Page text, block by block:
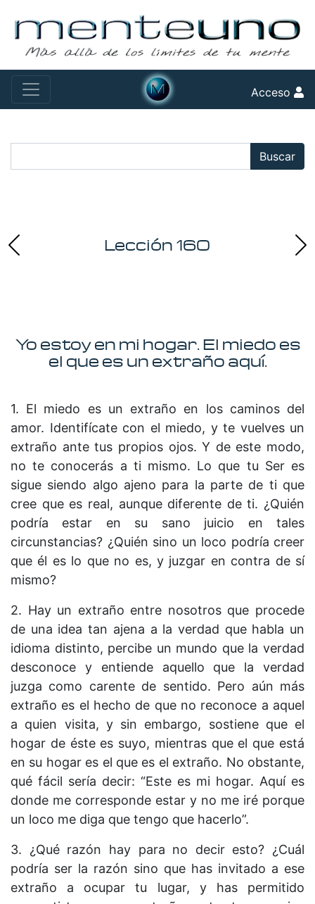
Acceso
Buscar
Lección 160
Yo estoy en mi hogar. El miedo es
el que es un extraño aquí.
1. El miedo es un extraño en los caminos del
amor. Identifícate con el miedo, y te vuelves un
extraño ante tus propios ojos. Y de este modo,
no te conocerás a ti mismo. Lo que tu Ser es
sigue siendo algo ajeno para la parte de ti que
cree que es real, aunque diferente de ti. ¿Quién
podría estar en su sano juicio en tales
circunstancias? ¿Quién sino un loco podría creer
que él es lo que no es, y juzgar en contra de sí
mismo?
2. Hay un extraño entre nosotros que procede
de una idea tan ajena a la verdad que habla un
idioma distinto, percibe un mundo que la verdad
desconoce y entiende aquello que la verdad
juzga como carente de sentido. Pero aún más
extraño es el hecho de que no reconoce a aquel
a quien visita, y sin embargo, sostiene que el
hogar de éste es suyo, mientras que el que está
en su hogar es el que es el extraño. No obstante,
qué fácil sería decir: “Este es mi hogar. Aquí es
donde me corresponde estar y no me iré porque
un loco me diga que tengo que hacerlo”.
3. ¿Qué razón hay para no decir esto? ¿Cuál
podría ser la razón sino que has invitado a ese
extraño a ocupar tu lugar, y has permitido